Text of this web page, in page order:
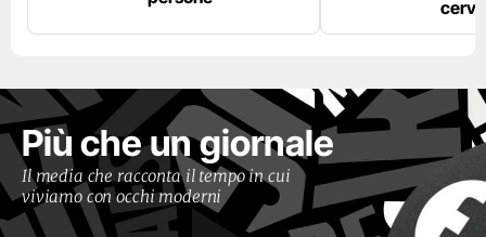
Più che un giornale
Il media che racconta il tempo in cui
viviamo con occhi moderni